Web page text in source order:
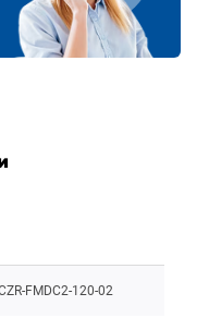
FMDC2-120-02